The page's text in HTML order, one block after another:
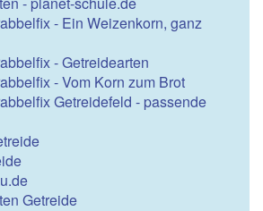
- Ein Weizenkorn, ganz
- Getreidearten
- Vom Korn zum Brot
Getreidefeld - passende
Getreide